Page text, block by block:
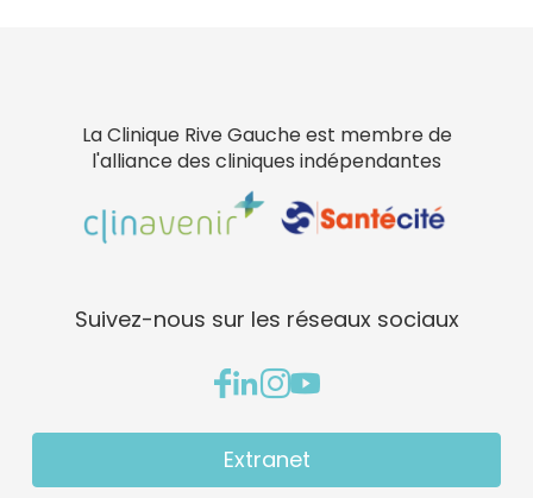
La Clinique Rive Gauche est membre de
l'alliance des cliniques indépendantes
Suivez-nous sur les réseaux sociaux
Extranet